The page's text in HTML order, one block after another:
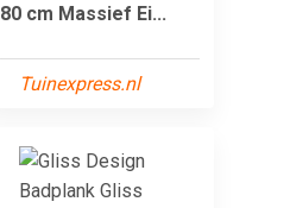
80 cm Massief Ei...
Tuinexpress.nl